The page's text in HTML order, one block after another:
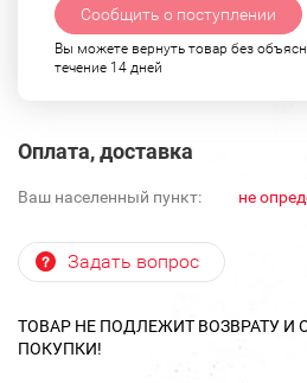
Сообщить о поступлении
Вы можете вернуть товар без
течение 14 дней
Оплата, доставка
Ваш населенный пункт: не
Задать вопрос
ТОВАР НЕ ПОДЛЕЖИТ ВОЗВРАТУ И
ПОКУПКИ!